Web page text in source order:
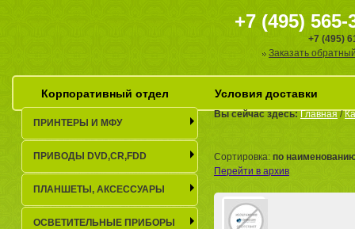
+7 (495) 565-
+7 (495)
Заказать
Корпоративный отдел Условия доставки
Вы сейчас здесь:Главная/
Сортировка: по
Перейти в архив
ПРИНТЕРЫ И МФУ
ПРИВОДЫ DVD,CR,FDD
ПЛАНШЕТЫ, АКСЕСCУАРЫ
ОСВЕТИТЕЛЬНЫЕ ПРИБОРЫ